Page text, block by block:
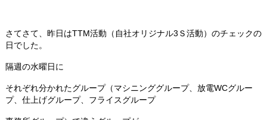
さてさて、昨日はTTM活動（自社オリジナル3Ｓ活動）のチェックの
日でした。
隔週の水曜日に
それぞれ分かれたグループ（マシニンググループ、放電WCグルー
プ、仕上げグループ、フライスグループ